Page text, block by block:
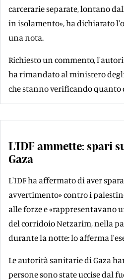
carcerarie separate, lontano
in isolamento», ha dichiarato
una nota.
Richiesto un commento,
ha rimandato al ministero
che stanno verificando quanto
L'IDF ammette: spari
Gaza
L'IDF ha affermato di aver
avvertimento» contro i
alle forze e «rappresentavano
del corridoio Netzarim, nella
durante la notte: lo afferma
Le autorità sanitarie di Gaza
persone sono state uccise dal